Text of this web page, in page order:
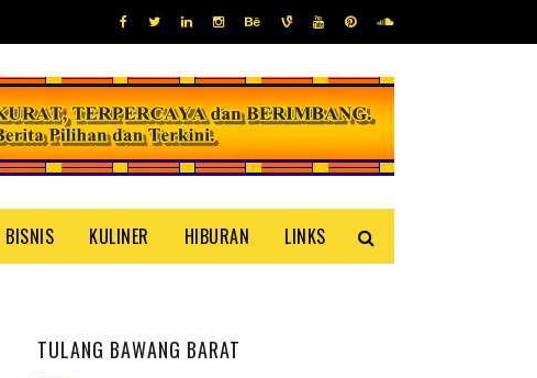
BISNIS KULINER HIBURAN LINKS
TULANG BAWANG BARAT